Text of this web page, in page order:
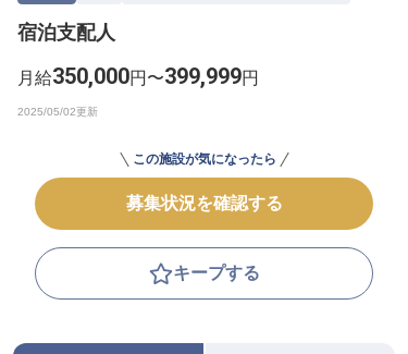
採用をお考えの企業様へ
宿泊支配人
月給350,000円〜399,999円
この施設が気になったら
募集状況を確認する
キープする